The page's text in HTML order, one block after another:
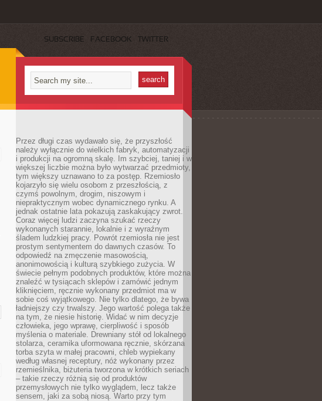
SUBSCRIBE FACEBOOK TWITTER
Przez długi czas wydawało się, że przyszłość
należy wyłącznie do wielkich fabryk, automatyzacji
i produkcji na ogromną skalę. Im szybciej, taniej i w
większej liczbie można było wytwarzać przedmioty,
tym większy uznawano to za postęp. Rzemiosło
kojarzyło się wielu osobom z przeszłością, z
czymś powolnym, drogim, niszowym i
niepraktycznym wobec dynamicznego rynku. A
jednak ostatnie lata pokazują zaskakujący zwrot.
Coraz więcej ludzi zaczyna szukać rzeczy
wykonanych starannie, lokalnie i z wyraźnym
śladem ludzkiej pracy. Powrót rzemiosła nie jest
prostym sentymentem do dawnych czasów. To
odpowiedź na zmęczenie masowością,
anonimowością i kulturą szybkiego zużycia. W
świecie pełnym podobnych produktów, które można
znaleźć w tysiącach sklepów i zamówić jednym
kliknięciem, ręcznie wykonany przedmiot ma w
sobie coś wyjątkowego. Nie tylko dlatego, że bywa
ładniejszy czy trwalszy. Jego wartość polega także
na tym, że niesie historię. Widać w nim decyzje
człowieka, jego wprawę, cierpliwość i sposób
myślenia o materiale. Drewniany stół od lokalnego
stolarza, ceramika uformowana ręcznie, skórzana
torba szyta w małej pracowni, chleb wypiekany
według własnej receptury, nóż wykonany przez
rzemieślnika, biżuteria tworzona w krótkich seriach
– takie rzeczy różnią się od produktów
przemysłowych nie tylko wyglądem, lecz także
sensem, jaki za sobą niosą. Warto przy tym